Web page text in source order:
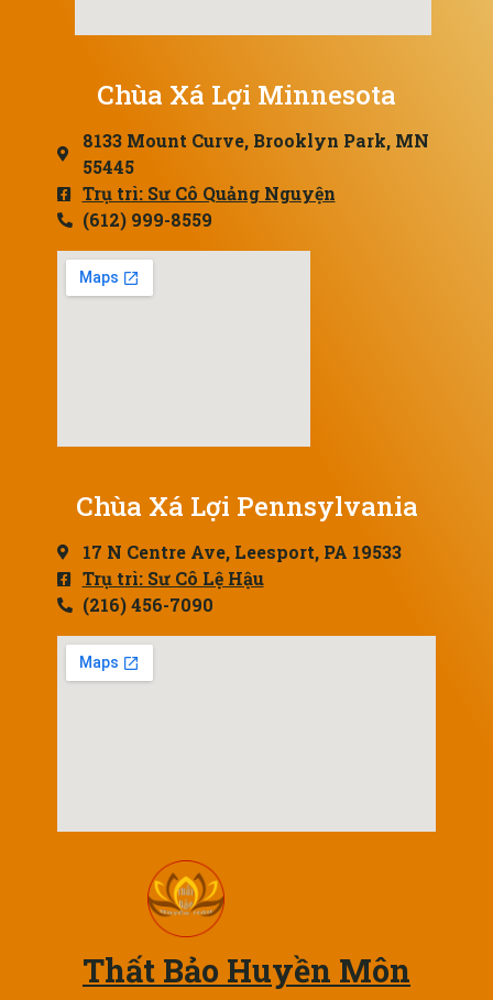
Chùa Xá Lợi Minnesota
8133 Mount Curve, Brooklyn Park, MN
55445
Trụ trì: Sư Cô Quảng Nguyện
(612) 999-8559
Chùa Xá Lợi Pennsylvania
17 N Centre Ave, Leesport, PA 19533
Trụ trì: Sư Cô Lệ Hậu
(216) 456-7090
Thất Bảo Huyền Môn